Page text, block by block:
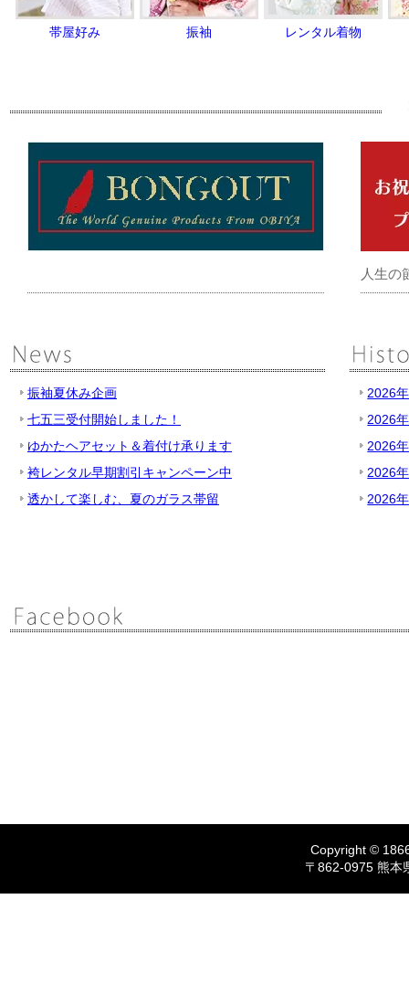
帯屋好み 振袖 レンタル着物
人生の
振袖夏休み企画
七五三受付開始しました！
ゆかたヘアセット＆着付け承ります
袴レンタル早期割引キャンペーン中
透かして楽しむ、夏のガラス帯留
2026
2026
2026
2026
2026
Copyright ©
〒862-0975 熊本